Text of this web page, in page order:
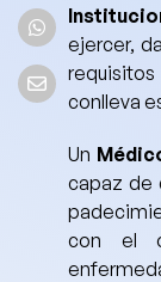
ejercer,
requisitos
conlleva
Un
capaz de
con el